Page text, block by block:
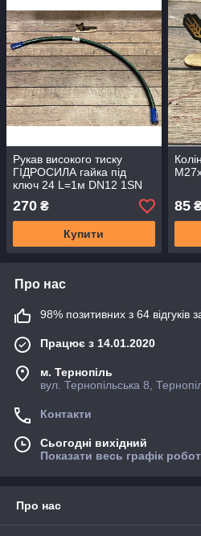
Рукав високого тиску
ГІДРОСИЛА гайка під
ключ 24 L=1м DN12 1SN
(М20×1,5)
270 ₴
Купити
85
Про нас
98% позитивних з 64 відгуків
Працює з 14.01.2020
м. Тернопіль
вул. Тернопільська 8,
Контакти
Сьогодні вихідний
Показати весь графік
Про нас